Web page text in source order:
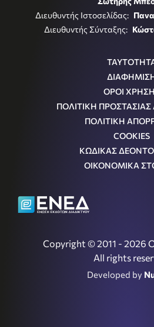
Διευθυντής Ιστοσελίδας:
Διευθυντής Σύνταξης:
ΟΡΟΙ
ΠΟΛΙΤΙΚΗ
ΠΟΛΙΤΙΚΗ
COOKIES
ΚΩΔΙΚΑΣ
ΟΙΚΟΝΟΜΙΚΑ
Copyright © 2011 - 2026
All rights
Developed by